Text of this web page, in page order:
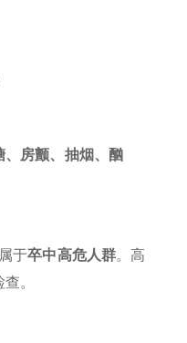
、房颤、抽烟、酗
于卒中高危人群。高
。